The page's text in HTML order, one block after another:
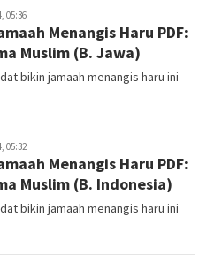
05:36
Menangis Haru PDF:
Muslim (B. Jawa)
bikin jamaah menangis haru ini
05:32
Menangis Haru PDF:
Muslim (B. Indonesia)
bikin jamaah menangis haru ini